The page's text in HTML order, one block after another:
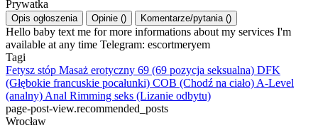
Prywatka
Opis ogłoszenia Opinie () Komentarze/pytania ()
Hello baby text me for more informations about my services I'm
available at any time Telegram: escortmeryem
Tagi
Fetysz stóp Masaż erotyczny 69 (69 pozycja seksualna) DFK
(Głębokie francuskie pocałunki) COB (Chodź na ciało) A-Level
(analny) Anal Rimming seks (Lizanie odbytu)
page-post-view.recommended_posts
Wrocław